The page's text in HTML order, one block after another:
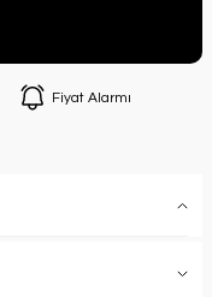
Fiyat Alarmı